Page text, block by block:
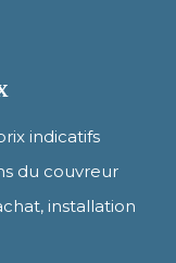
indicatifs
du couvreur
installation